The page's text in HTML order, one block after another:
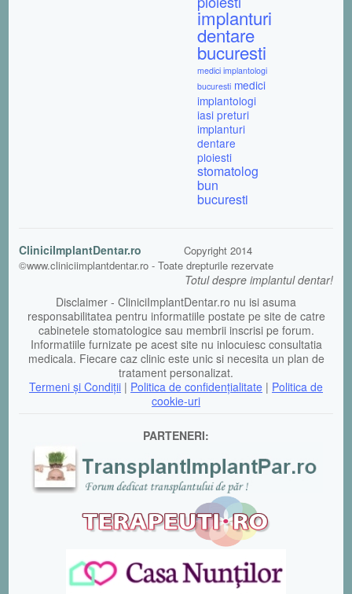
implanturi
dentare
bucuresti
medici implantologi
bucuresti medici
implantologi
iasi preturi
implanturi
dentare
ploiesti
stomatolog
bun
bucuresti
CliniciImplantDentar.ro
Copyright 2014
©www.cliniciimplantdentar.ro - Toate drepturile rezervate
Totul despre implantul dentar!
Disclaimer - CliniciImplantDentar.ro nu isi asuma
responsabilitatea pentru informatiile postate pe site de catre
cabinetele stomatologice sau membrii inscrisi pe forum.
Informatiile furnizate pe acest site nu inlocuiesc consultatia
medicala. Fiecare caz clinic este unic si necesita un plan de
tratament personalizat.
Termeni şi Condiții | Politica de confidențialitate | Politica de
cookie-uri
PARTENERI: